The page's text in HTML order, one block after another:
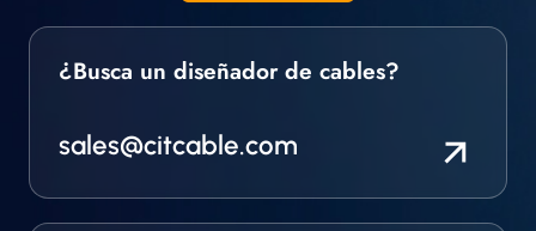
¿Busca un diseñador de cables?
sales@citcable.com